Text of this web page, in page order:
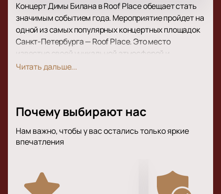
Концерт Димы Билана в Roof Place обещает стать
значимым событием года. Мероприятие пройдет на
одной из самых популярных концертных площадок
Санкт-Петербурга — Roof Place. Это место
известно своей уникальной атмосферой и
отличной акустикой, что делает его идеальным для
в центре города, что позволяет гостям
великолепными видами на Санкт-Петербург.
Площадка оборудована всем необходимым для
сиденья, зоны отдыха и качественная звуковая
система.
Читать дальше...
Почему выбирают нас
Нам важно, чтобы у вас остались только яркие
впечатления